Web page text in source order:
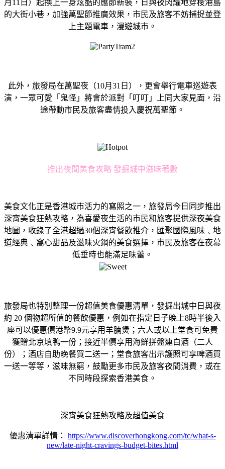
月11日）起換上一身炫酷的應節新裝，日與夜閃耀地穿梭港島
的大街小巷，加強萬聖節推廣效果，市民及旅客不妨捕捉並登
上主題電車，漫遊城市。
此外，旅發局在萬聖夜（10月31日），更會舉行電車巡遊表
演，一眾可愛「鬼怪」將會於派對「叮叮」上同大家見面，沿
途帶動市民及旅客盡情投入慶祝萬聖節。
推出夜間美食攻略 發掘城中滋味著數
美食文化正是香港城市活力的寫照之一，旅發局今日同步推出
深宵美食狂熱攻略，為喜愛夜生活的市民和旅客提供深夜美食
地圖，收錄了全港超過30個深宵餐飲推介，匯聚國際風味﹑地
道經典﹑窩心甜品及滋味火鍋的美食選擇，市民及旅客在夜幕
低垂時也能滿足味蕾。
旅發局也特別整理一份超值美食優惠清單，發掘出城中日與夜
約 20 個物超所值的餐飲優惠，例如在指定日子晚上8時半後入
座可以優惠價港幣9.9元享用羊腩煲；六人或以上堂食可免費
獲贈北京填鴨一份；接近半價享用海鮮拼盤連白酒（二人
份）；酒店自助晚餐買二送一；堂食旅客出示護照可享啤酒買
一送一等等，滋味無窮，鼓勵更多市民及旅客夜間消費，或在
不同時段探索香港美食。
深宵美食狂熱攻略及超值美食
優惠清單詳情： https://www.discoverhongkong.com/tc/what-s-
new/late-night-cravings-budget-bites.html